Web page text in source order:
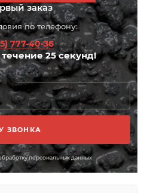
заказ
по телефону:
777-40-36
25 секунд!
персональных данных